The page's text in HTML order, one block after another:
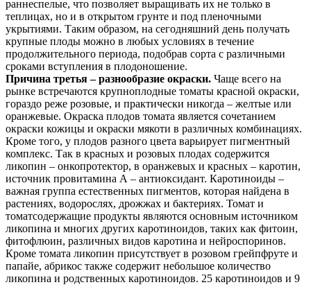
раннеспелые, что позволяет выращивать их не только в
теплицах, но и в открытом грунте и под пленочными
укрытиями. Таким образом, на сегодняшний день получать
крупные плоды можно в любых условиях в течение
продолжительного периода, подобрав сорта с различными
сроками вступления в плодоношение.
Причина третья – разнообразие окраски. Чаще всего на
рынке встречаются крупноплодные томаты красной окраски,
гораздо реже розовые, и практически никогда – желтые или
оранжевые. Окраска плодов томата является сочетанием
окраски кожицы и окраски мякоти в различных комбинациях.
Кроме того, у плодов разного цвета варьирует пигментный
комплекс. Так в красных и розовых плодах содержится
ликопин – онкопротектор, в оранжевых и красных – каротин,
источник провитамина А – антиоксидант. Каротиноиды –
важная группа естественных пигментов, которая найдена в
растениях, водорослях, дрожжах и бактериях. Томат и
томатсодержащие продукты являются основным источником
ликопина и многих других каротиноидов, таких как фитоин,
фитофлюин, различных видов каротина и нейроспоринов.
Кроме томата ликопин присутствует в розовом грейпфруте и
папайе, абрикос также содержит небольшое количество
ликопина и родственных каротиноидов. 25 каротиноидов и 9